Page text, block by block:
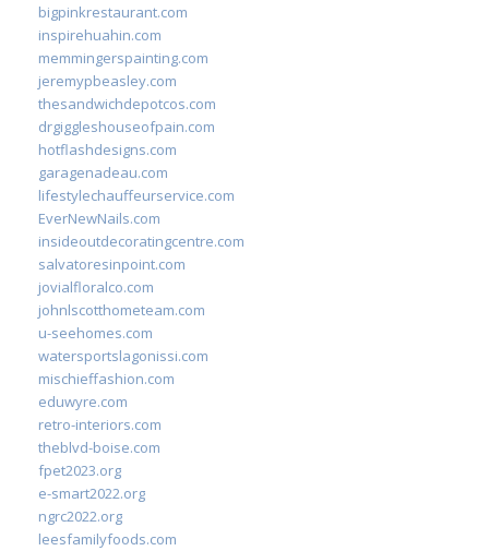
bigpinkrestaurant.com
inspirehuahin.com
memmingerspainting.com
jeremypbeasley.com
thesandwichdepotcos.com
drgiggleshouseofpain.com
hotflashdesigns.com
garagenadeau.com
lifestylechauffeurservice.com
EverNewNails.com
insideoutdecoratingcentre.com
salvatoresinpoint.com
jovialfloralco.com
johnlscotthometeam.com
u-seehomes.com
watersportslagonissi.com
mischieffashion.com
eduwyre.com
retro-interiors.com
theblvd-boise.com
fpet2023.org
e-smart2022.org
ngrc2022.org
leesfamilyfoods.com